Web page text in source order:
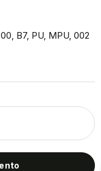
B7, PU, MPU, 002